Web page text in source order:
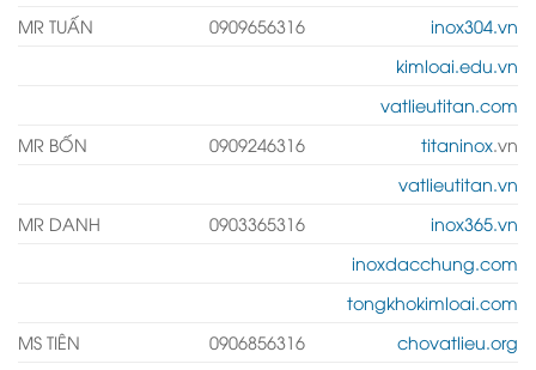
MR TUẤN
0909656316
inox304.vn
kimloai.edu.vn
vatlieutitan.com
MR BỐN
0909246316 titaninox.vn
vatlieutitan.vn
MR DANH
0903365316
inox365.vn
inoxdacchung.com
tongkhokimloai.com
MS TIÊN
0906856316
chovatlieu.org